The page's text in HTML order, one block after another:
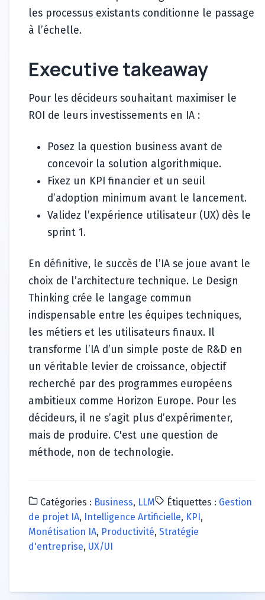
les processus existants conditionne le passage
à l’échelle.
Executive takeaway
Pour les décideurs souhaitant maximiser le
ROI de leurs investissements en IA :
Posez la question business avant de
concevoir la solution algorithmique.
Fixez un KPI financier et un seuil
d’adoption minimum avant le lancement.
Validez l’expérience utilisateur (UX) dès le
sprint 1.
En définitive, le succès de l’IA se joue avant le
choix de l’architecture technique. Le Design
Thinking crée le langage commun
indispensable entre les équipes techniques,
les métiers et les utilisateurs finaux. Il
transforme l’IA d’un simple poste de R&D en
un véritable levier de croissance, objectif
recherché par des programmes européens
ambitieux comme Horizon Europe. Pour les
décideurs, il ne s’agit plus d’expérimenter,
mais de produire. C'est une question de
méthode, non de technologie.
Catégories : Business, LLM Étiquettes : Gestion
de projet IA, Intelligence Artificielle, KPI,
Monétisation IA, Productivité, Stratégie
d'entreprise, UX/UI